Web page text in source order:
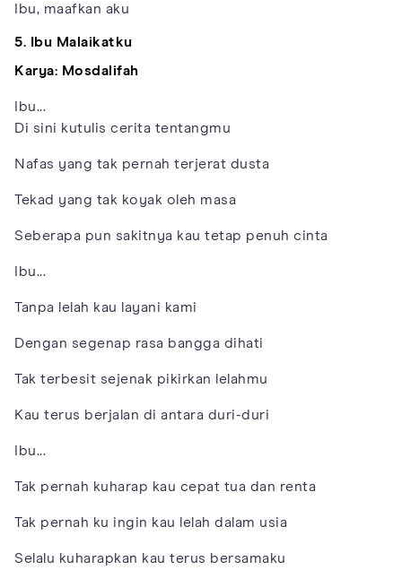
Ibu, maafkan aku
5. Ibu Malaikatku
Karya: Mosdalifah
Ibu...
Di sini kutulis cerita tentangmu
Nafas yang tak pernah terjerat dusta
Tekad yang tak koyak oleh masa
Seberapa pun sakitnya kau tetap penuh cinta
Ibu...
Tanpa lelah kau layani kami
Dengan segenap rasa bangga dihati
Tak terbesit sejenak pikirkan lelahmu
Kau terus berjalan di antara duri-duri
Ibu...
Tak pernah kuharap kau cepat tua dan renta
Tak pernah ku ingin kau lelah dalam usia
Selalu kuharapkan kau terus bersamaku